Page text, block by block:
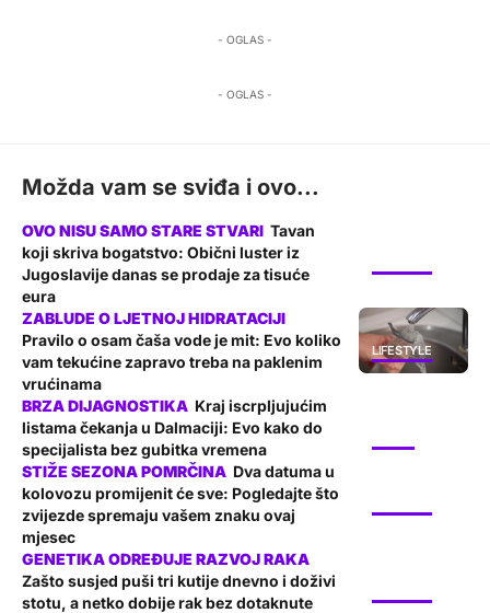
- OGLAS -
- OGLAS -
Možda vam se sviđa i ovo...
Tavan
koji skriva bogatstvo: Obični luster iz
Jugoslavije danas se prodaje za tisuće
eura
LIFESTYLE
Pravilo o osam čaša vode je mit: Evo koliko
vam tekućine zapravo treba na paklenim
vrućinama
Kraj iscrpljujućim
listama čekanja u Dalmaciji: Evo kako do
specijalista bez gubitka vremena
Dva datuma u
kolovozu promijenit će sve: Pogledajte što
zvijezde spremaju vašem znaku ovaj
mjesec
Zašto susjed puši tri kutije dnevno i doživi
stotu, a netko dobije rak bez dotaknute